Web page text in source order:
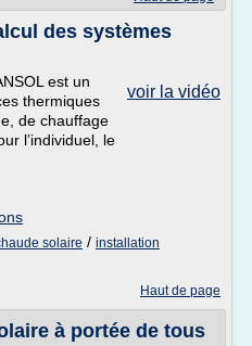
des systèmes
voir la vidéo
est un
thermiques
de chauffage
l’individuel, le
solaire / installation
Haut de page
à portée de tous